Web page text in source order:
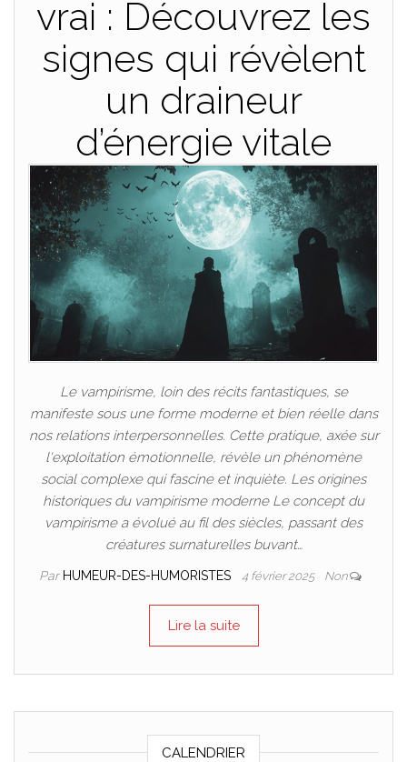
vrai : Découvrez les
signes qui révèlent
un draineur
d’énergie vitale
Le vampirisme, loin des récits fantastiques, se
manifeste sous une forme moderne et bien réelle dans
nos relations interpersonnelles. Cette pratique, axée sur
l'exploitation émotionnelle, révèle un phénomène
social complexe qui fascine et inquiète. Les origines
historiques du vampirisme moderne Le concept du
vampirisme a évolué au fil des siècles, passant des
créatures surnaturelles buvant…
Par HUMEUR-DES-HUMORISTES 4 février 2025 Non
Lire la suite
CALENDRIER